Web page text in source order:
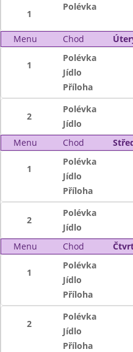
1
Polévka
Menu Chod
1
Polévka
Jídlo
Příloha
2
Polévka
Jídlo
Menu
Chod
1
Polévka
Jídlo
Příloha
2
Polévka
Jídlo
Menu
Chod
1
Polévka
Jídlo
Příloha
2
Polévka
Jídlo
Příloha